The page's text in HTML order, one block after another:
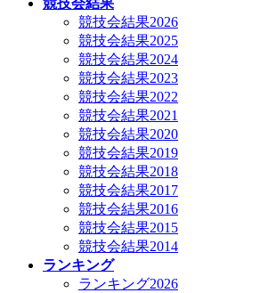
競技会結果
競技会結果2026
競技会結果2025
競技会結果2024
競技会結果2023
競技会結果2022
競技会結果2021
競技会結果2020
競技会結果2019
競技会結果2018
競技会結果2017
競技会結果2016
競技会結果2015
競技会結果2014
ランキング
ランキング2026